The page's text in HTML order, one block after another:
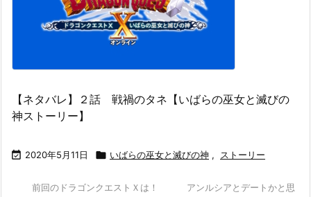
【ネタバレ】２話 戦禍のタネ【いばらの巫女と滅びの
神ストーリー】
 2020年5月11日  いばらの巫女と滅びの神 , ストーリー
前回のドラゴンクエストＸは！ アンルシアとデートかと思